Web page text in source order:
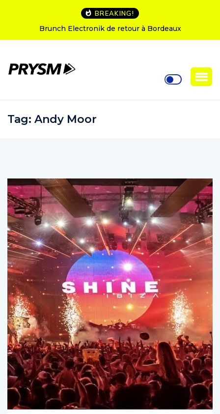
BREAKING!
Electronik de retour à Bordeaux L’Amnesia
Tag: Andy Moor